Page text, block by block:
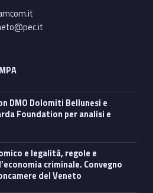
Foundation per analisi e
criminale. Convegno
del Veneto